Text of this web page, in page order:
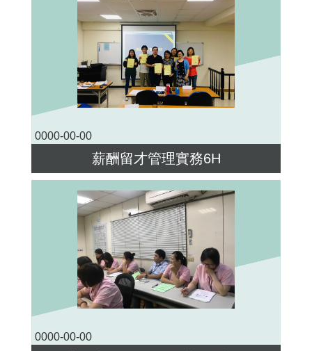
0000-00-00
薪酬留才管理實務6H
0000-00-00